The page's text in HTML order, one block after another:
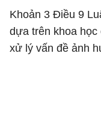
Khoản 3 Điều 9
dựa trên khoa học
xử lý vấn đề ảnh